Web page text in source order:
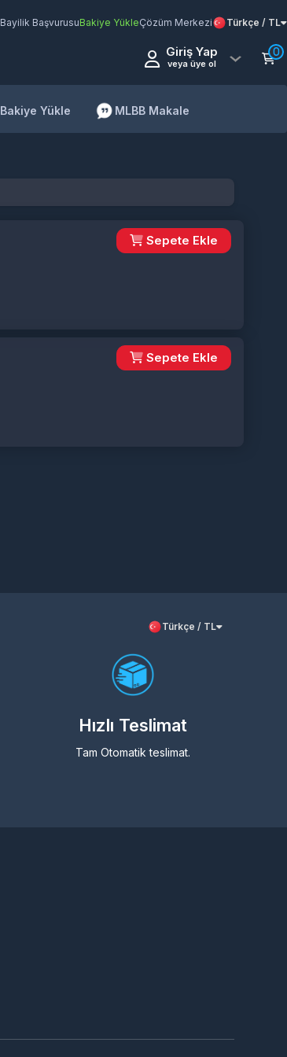
Bayilik BaşvurusuBakiye YükleÇözüm Merkezi Türkçe / TL
Giriş Yap
veya üye ol
0
Bakiye Yükle MLBB Makale
Sepete Ekle
Sepete Ekle
Türkçe / TL
Hızlı Teslimat
Tam Otomatik teslimat.